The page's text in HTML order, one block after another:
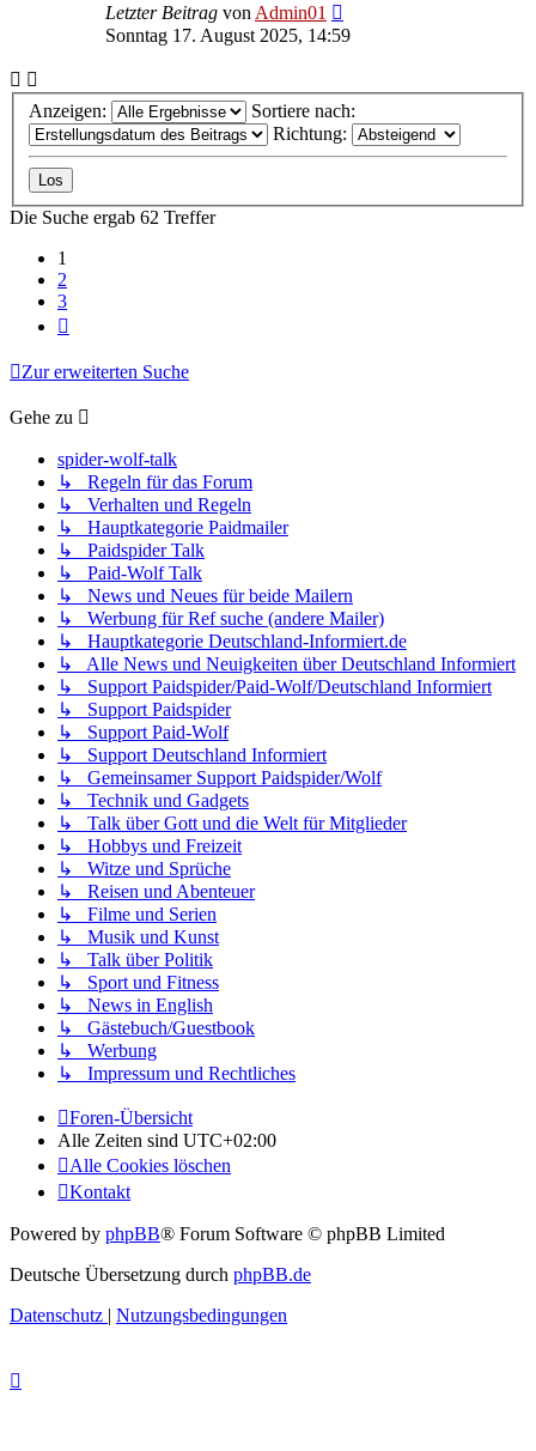
Letzter Beitrag von Admin01
Sonntag 17. August 2025, 14:59
Anzeigen:
Sortiere nach:
Richtung:
Die Suche ergab 62 Treffer
1
2
3
Zur erweiterten Suche
Gehe zu
spider-wolf-talk
↳ Regeln für das Forum
↳ Verhalten und Regeln
↳ Hauptkategorie Paidmailer
↳ Paidspider Talk
↳ Paid-Wolf Talk
↳ News und Neues für beide Mailern
↳ Werbung für Ref suche (andere Mailer)
↳ Hauptkategorie Deutschland-Informiert.de
↳ Alle News und Neuigkeiten über Deutschland Informiert
↳ Support Paidspider/Paid-Wolf/Deutschland Informiert
↳ Support Paidspider
↳ Support Paid-Wolf
↳ Support Deutschland Informiert
↳ Gemeinsamer Support Paidspider/Wolf
↳ Technik und Gadgets
↳ Talk über Gott und die Welt für Mitglieder
↳ Hobbys und Freizeit
↳ Witze und Sprüche
↳ Reisen und Abenteuer
↳ Filme und Serien
↳ Musik und Kunst
↳ Talk über Politik
↳ Sport und Fitness
↳ News in English
↳ Gästebuch/Guestbook
↳ Werbung
↳ Impressum und Rechtliches
Foren-Übersicht
Alle Zeiten sind UTC+02:00
Alle Cookies löschen
Kontakt
Powered by phpBB® Forum Software © phpBB Limited
Deutsche Übersetzung durch phpBB.de
Datenschutz
Nutzungsbedingungen